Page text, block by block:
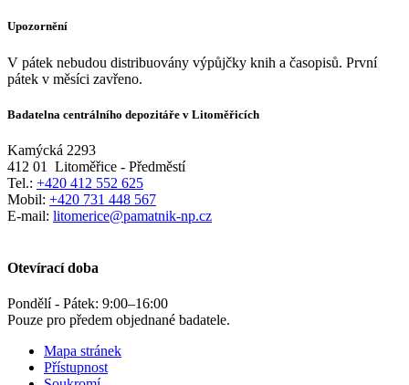
Upozornění
V pátek nebudou distribuovány výpůjčky knih a časopisů. První
pátek v měsíci zavřeno.
Badatelna centrálního depozitáře v Litoměřicích
Kamýcká 2293
412 01
Litoměřice - Předměstí
Tel.: +420 412 552 625
Mobil: +420 731 448 567
E-mail: litomerice@pamatnik-np.cz
Otevírací doba
Pondělí - Pátek: 9:00–16:00
Pouze pro předem objednané badatele.
Mapa stránek
Přístupnost